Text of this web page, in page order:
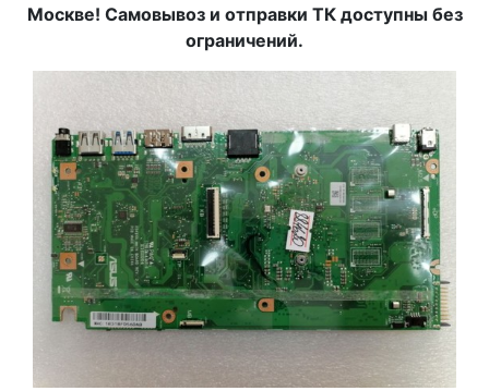
Москве! Самовывоз и отправки ТК доступны без
ограничений.